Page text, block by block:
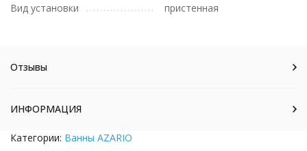
Вид установки
пристенная
Отзывы
ИНФОРМАЦИЯ
Категории: Ванны AZARIO